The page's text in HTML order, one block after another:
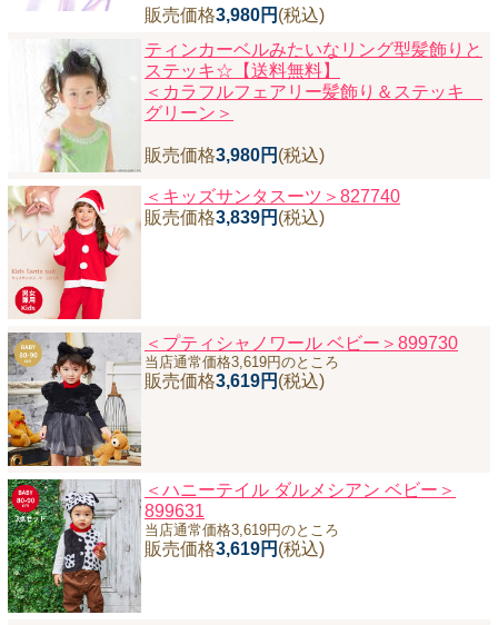
販売価格3,980円 (税込)
ティンカーベルみたいなリング型髪飾りと
ステッキ☆【送料無料】
＜カラフルフェアリー髪飾り＆ステッキ
グリーン＞
販売価格3,980円 (税込)
＜キッズサンタスーツ＞827740
販売価格3,839円 (税込)
＜プティシャノワール ベビー＞899730
当店通常価格3,619円のところ
販売価格3,619円 (税込)
＜ハニーテイル ダルメシアン ベビー＞
899631
当店通常価格3,619円のところ
販売価格3,619円 (税込)